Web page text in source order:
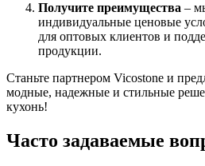
Получите преимущества –
индивидуальные ценовые
для оптовых клиентов и
продукции.
Станьте партнером Vicostone и
модные, надежные и стильные
кухонь!
Часто задаваемые